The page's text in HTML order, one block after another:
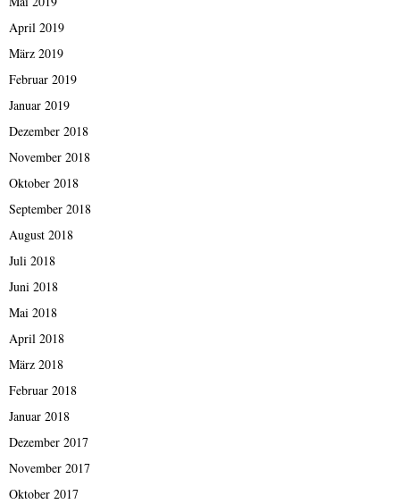
April 2019
März 2019
Februar 2019
Januar 2019
Dezember 2018
November 2018
Oktober 2018
September 2018
August 2018
Juli 2018
Juni 2018
Mai 2018
April 2018
März 2018
Februar 2018
Januar 2018
Dezember 2017
November 2017
Oktober 2017